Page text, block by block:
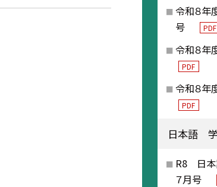
令和８年
号
PDF
令和８年
PDF
令和８年
PDF
日本語 学
R8 日本
７月号